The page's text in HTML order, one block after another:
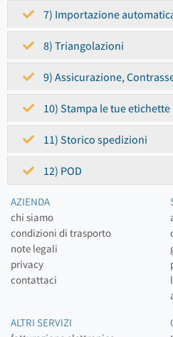
7) Importazione
8) Triangolazioni
9) Assicurazione,
10) Stampa le tue etichette
11) Storico spedizioni
12) POD
AZIENDA
chi siamo
condizioni di trasporto
note legali
privacy
contattaci
ALTRI SERVIZI